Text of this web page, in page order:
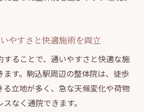
やすさと快適施術を両立
することで、通いやすさと快適な施
す。駒込駅周辺の整体院は、徒歩
る立地が多く、急な天候変化や荷物
なく通院できます。